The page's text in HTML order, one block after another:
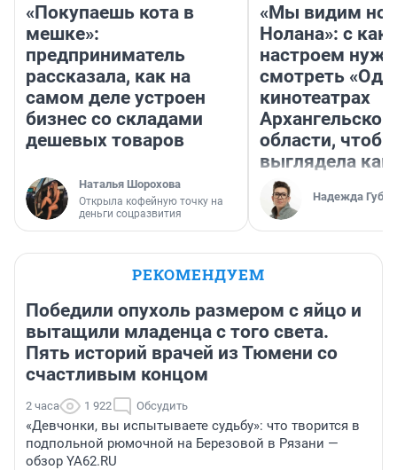
«Покупаешь кота в
мешке»:
предприниматель
рассказала, как на
самом деле устроен
бизнес со складами
дешевых товаров
Наталья Шорохова
Открыла кофейную точку на
деньги соцразвития
«Мы видим
Нолана»: с
настроем
смотреть
кинотеатрах
Архангельской
области,
выглядела как
Надежда
РЕКОМЕНДУЕМ
Победили опухоль размером с яйцо и
вытащили младенца с того света.
Пять историй врачей из Тюмени со
счастливым концом
2 часа 1 922 Обсудить
«Девчонки, вы испытываете судьбу»: что творится в
подпольной рюмочной на Березовой в Рязани —
обзор YA62.RU